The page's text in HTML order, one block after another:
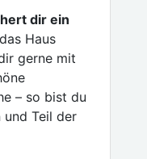
dir ein
Haus
gerne mit
– so bist du
und Teil der